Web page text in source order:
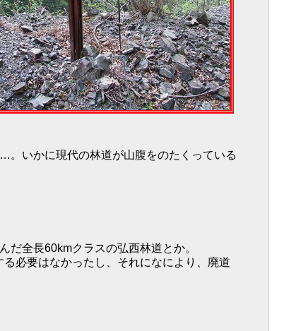
いかに現代の林道が山腹をのたくっている
全長60kmクラスの弘西林道とか。
必要はなかったし、それになにより、廃道